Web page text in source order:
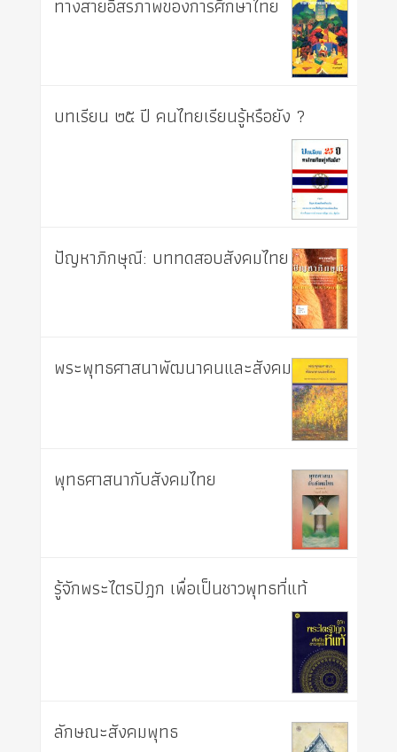
ทางสายอิสรภาพของการศึกษาไทย
บทเรียน ๒๕ ปี คนไทยเรียนรู้หรือยัง ?
ปัญหาภิกษุณี: บททดสอบสังคมไทย
พระพุทธศาสนาพัฒนาคนและสังคม
พุทธศาสนากับสังคมไทย
รู้จักพระไตรปิฎก เพื่อเป็นชาวพุทธที่แท้
ลักษณะสังคมพุทธ